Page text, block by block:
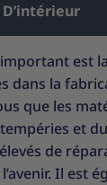
D’intérieur
est
dans la
que les
et
de
Il est